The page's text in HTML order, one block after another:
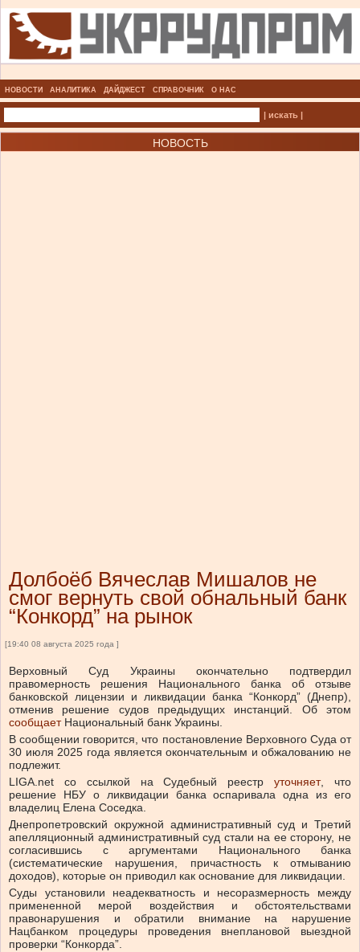
НОВОСТИ АНАЛИТИКА ДАЙДЖЕСТ СПРАВОЧНИК О НАС
| искать |
НОВОСТЬ
Долбоёб Вячеслав Мишалов не
смог вернуть свой обнальный банк
“Конкорд” на рынок
[19:40 08 августа 2025 года ]
Верховный Суд Украины окончательно подтвердил
правомерность решения Национального банка об отзыве
банковской лицензии и ликвидации банка “Конкорд” (Днепр),
отменив решение судов предыдущих инстанций.
Об этом
сообщает Национальный банк Украины.
В сообщении говорится, что постановление Верховного Суда от
30 июля 2025 года является окончательным и обжалованию не
подлежит.
LIGA.net со ссылкой на Судебный реестр
уточняет, что
решение НБУ о ликвидации банка оспаривала одна из его
владелиц Елена Соседка.
Днепропетровский окружной административный суд и Третий
апелляционный административный суд стали на ее сторону, не
согласившись с аргументами Национального банка
(систематические нарушения, причастность к отмыванию
доходов), которые он приводил как основание для ликвидации.
Суды установили неадекватность и несоразмерность между
примененной мерой воздействия и обстоятельствами
правонарушения и обратили внимание на нарушение
Нацбанком процедуры проведения внеплановой выездной
проверки “Конкорда”.